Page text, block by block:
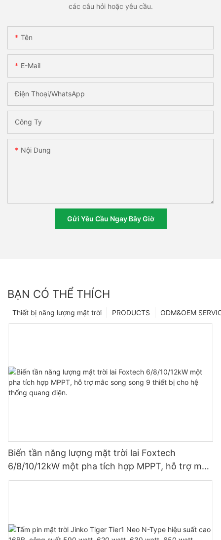
các câu hỏi hoặc yêu cầu.
Tên
E-Mail
Điện Thoại/WhatsApp
Công Ty
Nội Dung
Gửi Yêu Cầu Ngay Bây Giờ
BẠN CÓ THỂ THÍCH
ODM&OEM
PRODUCTS
Thiết bị năng lượng mặt trời
Biến tần năng lượng mặt trời lai Foxtech
6/8/10/12kW một pha tích hợp MPPT, hỗ trợ mắc
song song 9 thiết bị cho hệ thống quang điện.